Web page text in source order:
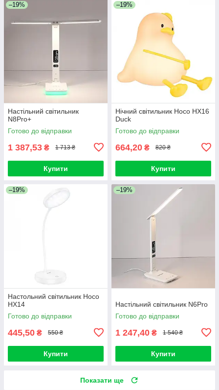
–19%
Настільний світильник
N8Pro+
Готово до відправки
1 387,53 ₴ 1 713 ₴
Купити
–19%
Нічний світильник Hoco HX16
Duck
Готово до відправки
664,20 ₴ 820 ₴
Купити
–19%
Настольний світильник Hoco
HX14
Готово до відправки
445,50 ₴ 550 ₴
Купити
–19%
Настільний світильник N6Pro
Готово до відправки
1 247,40 ₴ 1 540 ₴
Купити
Показати ще